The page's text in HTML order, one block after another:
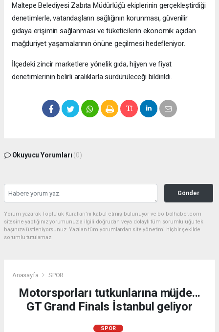
Maltepe Belediyesi Zabıta Müdürlüğü ekiplerinin gerçekleştirdiği
denetimlerle, vatandaşların sağlığının korunması, güvenilir
gıdaya erişimin sağlanması ve tüketicilerin ekonomik açıdan
mağduriyet yaşamalarının önüne geçilmesi hedefleniyor.
İlçedeki zincir marketlere yönelik gıda, hijyen ve fiyat
denetimlerinin belirli aralıklarla sürdürüleceği bildirildi.
Okuyucu Yorumları (0)
Gönder
Yorum yazarak Topluluk Kuralları’nı kabul etmiş bulunuyor ve bolbolhaber.com
sitesine yaptığınız yorumunuzla ilgili doğrudan veya dolaylı tüm sorumluluğu tek
başınıza üstleniyorsunuz. Yazılan tüm yorumlardan site yönetimi hiçbir şekilde
sorumlu tutulamaz.
Anasayfa SPOR
Motorsporları tutkunlarına müjde...
GT Grand Finals İstanbul geliyor
SPOR